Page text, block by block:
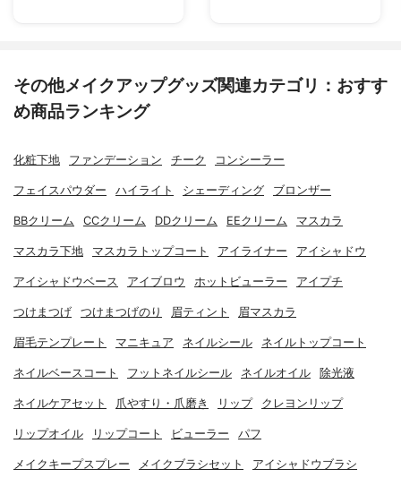
その他メイクアップグッズ関連カテゴリ：おすす
め商品ランキング
化粧下地 ファンデーション チーク コンシーラー
フェイスパウダー ハイライト シェーディング ブロンザー
BBクリーム CCクリーム DDクリーム EEクリーム マスカラ
マスカラ下地 マスカラトップコート アイライナー アイシャドウ
アイシャドウベース アイブロウ ホットビューラー アイプチ
つけまつげ つけまつげのり 眉ティント 眉マスカラ
眉毛テンプレート マニキュア ネイルシール ネイルトップコート
ネイルベースコート フットネイルシール ネイルオイル 除光液
ネイルケアセット 爪やすり・爪磨き リップ クレヨンリップ
リップオイル リップコート ビューラー パフ
メイクキープスプレー メイクブラシセット アイシャドウブラシ